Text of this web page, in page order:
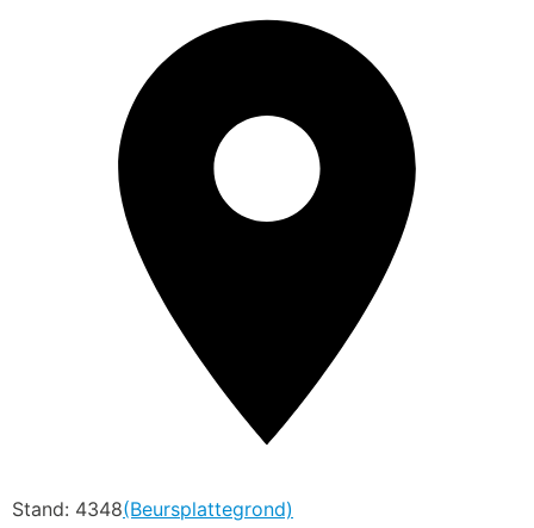
Stand: 4348(Beursplattegrond)